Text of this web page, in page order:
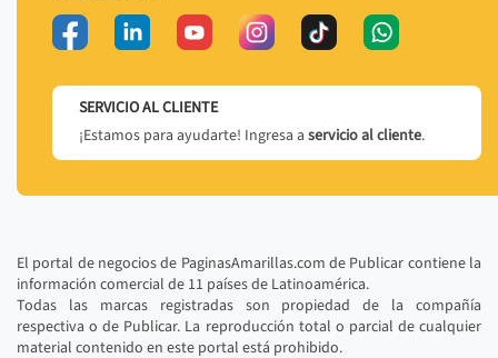
SERVICIO AL CLIENTE
¡Estamos para ayudarte! Ingresa a servicio al cliente.
El portal de negocios de PaginasAmarillas.com de Publicar contiene la
información comercial de 11 países de Latinoamérica.
Todas las marcas registradas son propiedad de la compañía
respectiva o de Publicar. La reproducción total o parcial de cualquier
material contenido en este portal está prohibido.